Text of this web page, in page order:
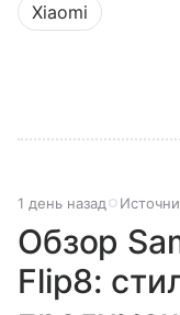
Xiaomi
1 день назад
Обзор
Flip8: